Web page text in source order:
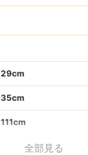
29cm
35cm
111cm
全部見る